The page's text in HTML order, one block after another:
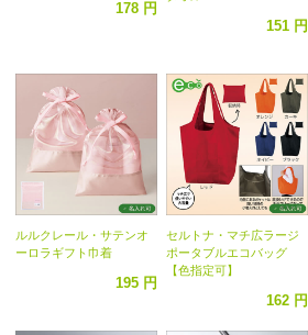
178 円
151 円
ルルクレール・サテンオ
ーロラギフト巾着
195 円
セルトナ・マチ広ラージ
ポータブルエコバッグ
【色指定可】
162 円